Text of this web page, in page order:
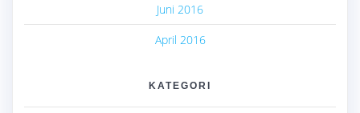
Juni 2016
April 2016
KATEGORI